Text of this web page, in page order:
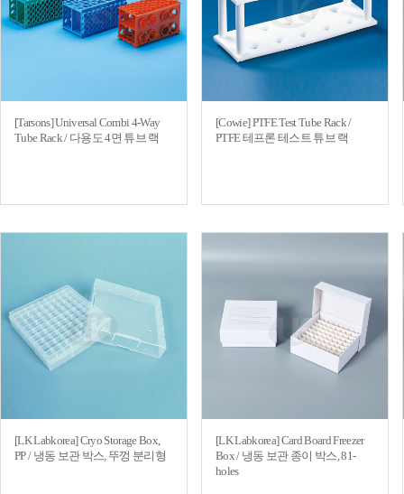
[Tarsons] Universal Combi 4-Way
Tube Rack / 다용도 4면 튜브 랙
[Cowie] PTFE Test Tube Rack /
PTFE 테프론 테스트 튜브 랙
[LK Labkorea] Cryo Storage Box,
PP / 냉동 보관 박스, 뚜껑 분리형
[LK Labkorea] Card Board Freezer
Box / 냉동 보관 종이 박스, 81-
holes